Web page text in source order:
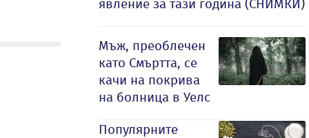
явление за тази година (СНИМКИ)
Мъж, преоблечен
като Смъртта, се
качи на покрива
на болница в Уелс
Популярните